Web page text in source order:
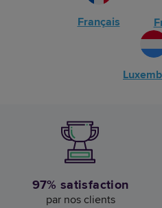
Français
97% satisfaction
par nos clients